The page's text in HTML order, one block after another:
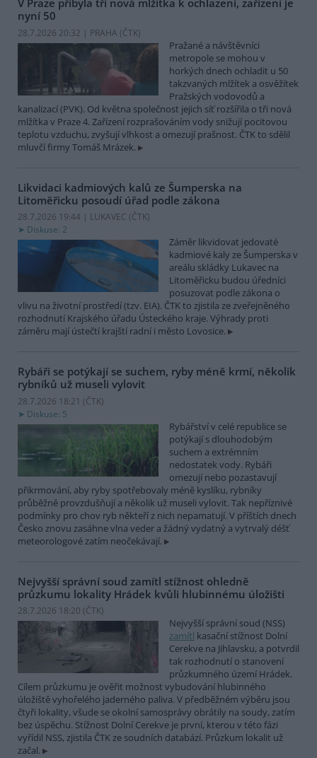
V Praze přibyla tři nová mlžítka k ochlazení, zařízení je
nyní 50
28.7.2026 20:32 | PRAHA (ČTK)
Pražané a návštěvníci
metropole se mohou v
horkých dnech ochladit u 50
takzvaných mlžítek a osvěžítek
Pražských vodovodů a
kanalizací (PVK). Od května společnost jejich síť rozšířila o tři nová
mlžítka v Praze 4. Zařízení rozprašováním vody snižují pocitovou
teplotu vzduchu, zvyšují vlhkost a omezují prašnost. ČTK to sdělil
mluvčí firmy Tomáš Mrázek.
Likvidaci kadmiových kalů ze Šumperska na
Litoměřicku posoudí úřad podle zákona
28.7.2026 19:44 | LUKAVEC (ČTK)
Diskuse: 2
Záměr likvidovat jedovaté
kadmiové kaly ze Šumperska v
areálu skládky Lukavec na
Litoměřicku budou úředníci
posuzovat podle zákona o
vlivu na životní prostředí (tzv. EIA). ČTK to zjistila ze zveřejněného
rozhodnutí Krajského úřadu Ústeckého kraje. Výhrady proti
záměru mají ústečtí krajští radní i město Lovosice.
Rybáři se potýkají se suchem, ryby méně krmí, několik
rybníků už museli vylovit
28.7.2026 18:21 (ČTK)
Diskuse: 5
Rybářství v celé republice se
potýkají s dlouhodobým
suchem a extrémním
nedostatek vody. Rybáři
omezují nebo pozastavují
přikrmování, aby ryby spotřebovaly méně kyslíku, rybníky
průběžně provzdušňují a několik už museli vylovit. Tak nepříznivé
podmínky pro chov ryb někteří z nich nepamatují. V příštích dnech
Česko znovu zasáhne vlna veder a žádný vydatný a vytrvalý déšť
meteorologové zatím neočekávají.
Nejvyšší správní soud zamítl stížnost ohledně
průzkumu lokality Hrádek kvůli hlubinnému úložišti
28.7.2026 18:20 (ČTK)
Nejvyšší správní soud (NSS)
zamítl kasační stížnost Dolní
Cerekve na Jihlavsku, a potvrdil
tak rozhodnutí o stanovení
průzkumného území Hrádek.
Cílem průzkumu je ověřit možnost vybudování hlubinného
úložiště vyhořelého jaderného paliva. V předběžném výběru jsou
čtyři lokality, všude se okolní samosprávy obrátily na soudy, zatím
bez úspěchu. Stížnost Dolní Cerekve je první, kterou v této fázi
vyřídil NSS, zjistila ČTK ze soudních databází. Průzkum lokalit už
začal.